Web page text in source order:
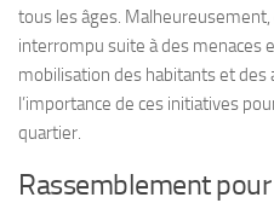
tous les âges.
interrompu suite à des menaces
mobilisation des habitants et des
l’importance de ces initiatives
quartier.
Rassemblement